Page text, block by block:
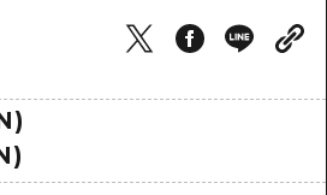
นเทิงยามค่ำคืน
ก
การณ์ / ในการเรียนรู้
น
จิตะวันออก
ณรอบๆ มิยาจิมะ
จิตะวันออก
อฮิเมะ
ข้าถึง
จราจรรอง
อัดของสิ่งอำนวยความสะดวก
วคุ้มค่าตั๋วเที่ยวคุ้มค่า